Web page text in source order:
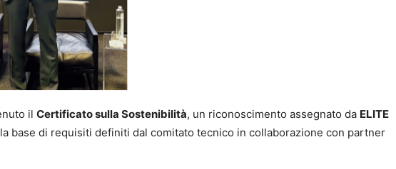
il Certificato sulla Sostenibilità, un riconoscimento assegnato da ELITE
base di requisiti definiti dal comitato tecnico in collaborazione con partner